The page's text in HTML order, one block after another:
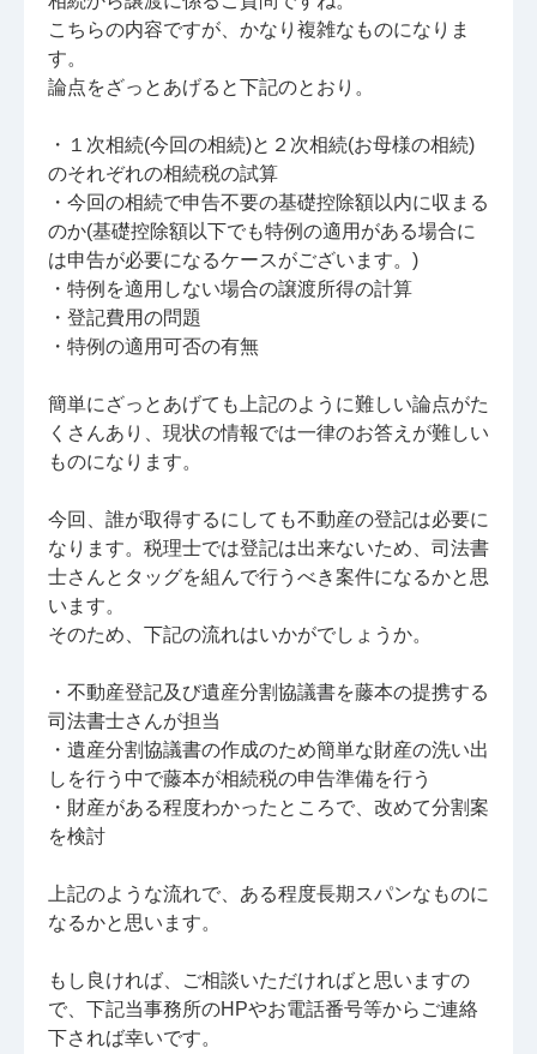
こちらの内容ですが、かなり複雑なものになりま
す。
論点をざっとあげると下記のとおり。
・１次相続(今回の相続)と２次相続(お母様の相続)
のそれぞれの相続税の試算
・今回の相続で申告不要の基礎控除額以内に収まる
のか(基礎控除額以下でも特例の適用がある場合に
は申告が必要になるケースがございます。)
・特例を適用しない場合の譲渡所得の計算
・登記費用の問題
・特例の適用可否の有無
簡単にざっとあげても上記のように難しい論点がた
くさんあり、現状の情報では一律のお答えが難しい
ものになります。
今回、誰が取得するにしても不動産の登記は必要に
なります。税理士では登記は出来ないため、司法書
士さんとタッグを組んで行うべき案件になるかと思
います。
そのため、下記の流れはいかがでしょうか。
・不動産登記及び遺産分割協議書を藤本の提携する
司法書士さんが担当
・遺産分割協議書の作成のため簡単な財産の洗い出
しを行う中で藤本が相続税の申告準備を行う
・財産がある程度わかったところで、改めて分割案
を検討
上記のような流れで、ある程度長期スパンなものに
なるかと思います。
もし良ければ、ご相談いただければと思いますの
で、下記当事務所のHPやお電話番号等からご連絡
下されば幸いです。